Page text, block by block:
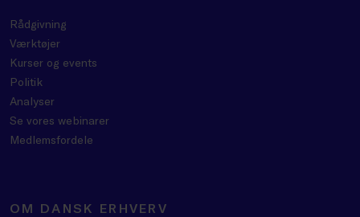
Rådgivning
Værktøjer
Kurser og events
Politik
Analyser
Se vores webinarer
Medlemsfordele
OM DANSK ERHVERV